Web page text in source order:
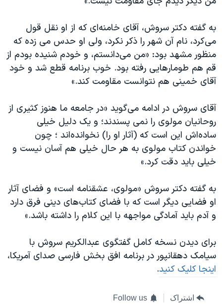
به گفته دکتر سروش، آقای خامنه‌ای که از او نقل قول
می‌کرد، نام آن شهر را ذکر نکرد، ولی او حدس می زده که
منظور مشهد بود: «من می‌‌دانستم، و خودم شنیده بودم از
قم هم طومارهایی رفته بود. خوب برنامه قطع شد و خود
آقای خمینی هم نتوانست مقاومت کند.»
آقای سروش در ادامه می‌گوید «در جامعه ما هنوز کثیری از
روحانیان مولوی را نمی پسندند؛ و یک دلیل خیلی
ساده‌اش این است که (آثار او را) نخوانده‌اند ؛ چون
خواندن کتاب مولوی به هر حال خیلی هم آسان نیست و
خیلی باید دقت کرد.»
به گفته دکتر سروش «مولوی، عشقنامه است» و فضای آثار
او فضایی دیگر است که با فضای کتاب‌های دینی فرق دارد
و آدم باید آمادگی مواجهه با این کلام را داشته باشد.»
برای دیدن نسخه کامل گفتگوی عبدالکریم سروش با
سیامک دهقانپور در برنامه افق بخش فارسی صدای آمریکا،
اینجا کلیک کنید.
اشتراک Follow us